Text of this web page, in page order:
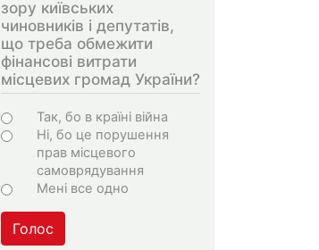
зору київських
чиновників і депутатів,
що треба обмежити
фінансові витрати
місцевих громад України?
Варіанти
Так, бо в країні війна
Ні, бо це порушення
прав місцевого
самоврядування
Мені все одно
Голос